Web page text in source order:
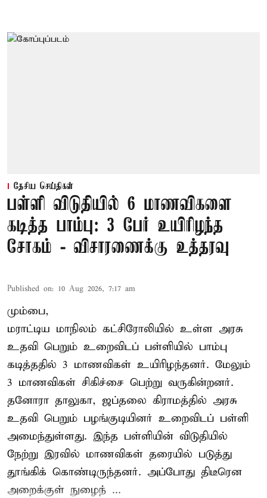
தேசிய செய்திகள்
பள்ளி விடுதியில் 6 மாணவிகளை
கடித்த பாம்பு: 3 பேர் உயிரிழந்த
சோகம் - விசாரணைக்கு உத்தரவு
Published on: 10 Aug 2026, 7:17 am
மும்பை,
மராட்டிய மாநிலம் கட்சிரோலியில் உள்ள அரசு
உதவி பெறும் உறைவிடப் பள்ளியில் பாம்பு
கடித்ததில் 3 மாணவிகள் உயிரிழந்தனர். மேலும்
3 மாணவிகள் சிகிச்சை பெற்று வருகின்றனர்.
தனோரா தாலுகா, ஜப்தலை கிராமத்தில் அரசு
உதவி பெறும் பழங்குடியினர் உறைவிடப் பள்ளி
அமைந்துள்ளது. இந்த பள்ளியின் விடுதியில்
நேற்று இரவில் மாணவிகள் தரையில் படுத்து
தூங்கிக் கொண்டிருந்தனர். அப்போது திடீரென
அறைக்குள் நுழைந் ...